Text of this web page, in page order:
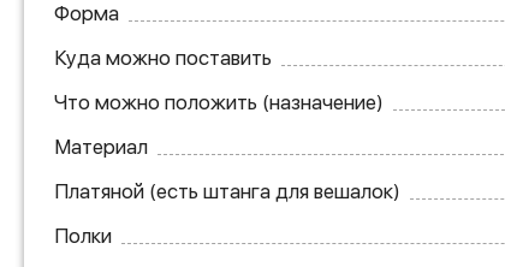
Форма
Куда можно поставить
Что можно положить (назначение)
Материал
Платяной (есть штанга для вешалок)
Полки